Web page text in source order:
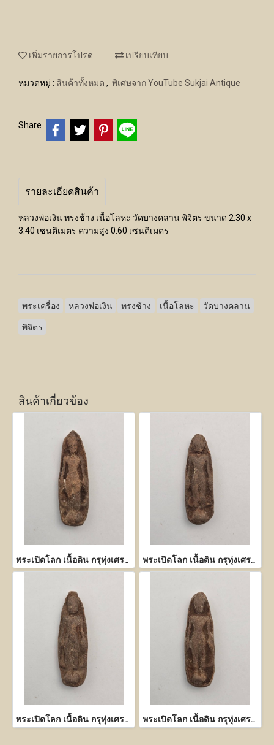
เพิ่มรายการโปรด เปรียบเทียบ
หมวดหมู่ : สินค้าทั้งหมด , พิเศษจาก YouTube Sukjai Antique
Share
รายละเอียดสินค้า
หลวงพ่อเงิน ทรงช้าง เนื้อโลหะ วัดบางคลาน พิจิตร ขนาด 2.30 x
3.40 เซนติเมตร ความสูง 0.60 เซนติเมตร
พระเครื่อง หลวงพ่อเงิน ทรงช้าง เนื้อโลหะ วัดบางคลาน
พิจิตร
สินค้าเกี่ยวข้อง
พระเปิดโลก เนื้อดิน กรุทุ่งเศรษฐี กำแพงเพชร พระเปิดโลก เนื้อดิน กรุทุ่งเศรษฐี กำแพงเพชร
พระเปิดโลก เนื้อดิน กรุทุ่งเศรษฐี กำแพงเพชร พระเปิดโลก เนื้อดิน กรุทุ่งเศรษฐี กำแพงเพชร